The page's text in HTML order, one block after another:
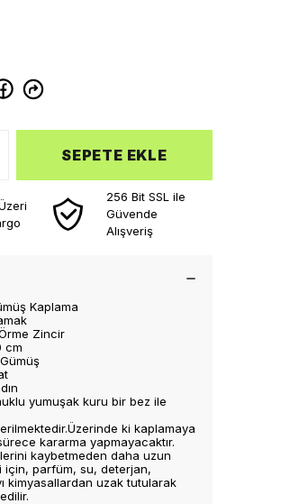
SEPETE EKLE
256 Bit SSL ile
Güvende
Alışveriş
Kaplama
Zincir
cm
yumuşak kuru bir bez ile
ki kaplamaya
kararma yapmayacaktır.
kaybetmeden daha uzun
için, parfüm, su, deterjan,
kimyasallardan uzak tutularak